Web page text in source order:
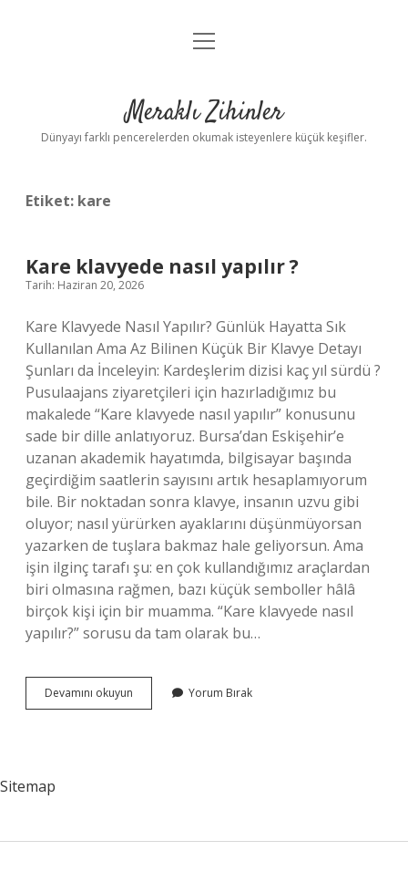
Anasayfa
Yasal Uyarı
menüyü
Meraklı Zihinler
Dünyayı farklı pencerelerden okumak isteyenlere küçük keşifler.
Etiket: kare
Kare klavyede nasıl yapılır ?
Tarih: Haziran 20, 2026
Kare Klavyede Nasıl Yapılır? Günlük Hayatta Sık
Kullanılan Ama Az Bilinen Küçük Bir Klavye Detayı
Şunları da İnceleyin: Kardeşlerim dizisi kaç yıl sürdü ?
Pusulaajans ziyaretçileri için hazırladığımız bu
makalede “Kare klavyede nasıl yapılır” konusunu
sade bir dille anlatıyoruz. Bursa’dan Eskişehir’e
uzanan akademik hayatımda, bilgisayar başında
geçirdiğim saatlerin sayısını artık hesaplamıyorum
bile. Bir noktadan sonra klavye, insanın uzvu gibi
oluyor; nasıl yürürken ayaklarını düşünmüyorsan
yazarken de tuşlara bakmaz hale geliyorsun. Ama
işin ilginç tarafı şu: en çok kullandığımız araçlardan
biri olmasına rağmen, bazı küçük semboller hâlâ
birçok kişi için bir muamma. “Kare klavyede nasıl
yapılır?” sorusu da tam olarak bu…
Devamını okuyun
klavyede
Yorum Bırak
Sitemap